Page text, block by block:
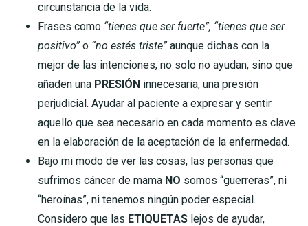
circunstancia de la vida.
Frases como “tienes que ser fuerte”, “tienes que ser
positivo” o “no estés triste” aunque dichas con la
mejor de las intenciones, no solo no ayudan, sino que
añaden una PRESIÓN innecesaria, una presión
perjudicial. Ayudar al paciente a expresar y sentir
aquello que sea necesario en cada momento es clave
en la elaboración de la aceptación de la enfermedad.
Bajo mi modo de ver las cosas, las personas que
sufrimos cáncer de mama NO somos “guerreras”, ni
“heroínas”, ni tenemos ningún poder especial.
Considero que las ETIQUETAS lejos de ayudar,